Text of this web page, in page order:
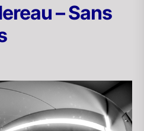
– Sans